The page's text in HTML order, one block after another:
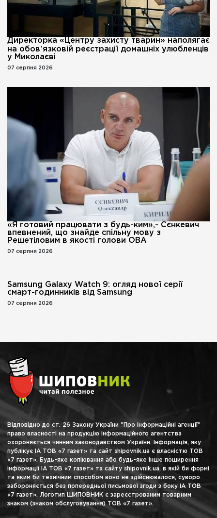
Директорка «Центру захисту тварин» наполягає
на обовʼязковій реєстрації домашніх улюбленців
у Миколаєві
07 серпня 2026
«Я готовий працювати з будь-ким»,- Сєнкевич
впевнений, що знайде спільну мову з
Решетіловим в якості голови ОВА
07 серпня 2026
Samsung Galaxy Watch 9: огляд нової серії
смарт-годинників від Samsung
07 серпня 2026
Відповідно до ст. 26 Закону України "Про інформаційні агенції"
право власності на продукцію інформаційного агентства
охороняється чинним законодавством України. Інформація, яку
публікує ІА ТОВ «7 газет» та сайт shipovnik.ua є власністю ТОВ
«7 газет». Будь-яке копіювання або будь-яке інше поширення
інформації ІА ТОВ «7 газет» та сайту shipovnik.ua, в якій би формі
та яким би технічним способом воно не здійснювалося, суворо
забороняється без попередньої письмової згоди з боку ІА ТОВ
«7 газет». Логотип ШИПОВНИК є зареєстрованим товарним
знаком (знаком обслуговування) ТОВ «7 газет».